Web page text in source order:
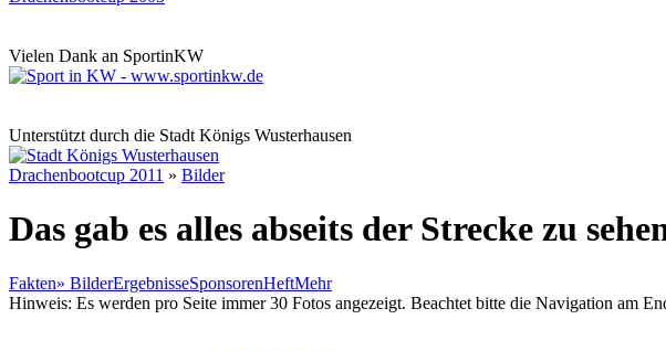
Vielen Dank an SportinKW
Unterstützt durch die Stadt Königs Wusterhausen
Drachenbootcup 2011 » Bilder
Das gab es alles abseits der Strecke zu
Fakten» BilderErgebnisseSponsorenHeftMehr
Hinweis: Es werden pro Seite immer 30 Fotos angezeigt. Beachtet bitte die Navigation am